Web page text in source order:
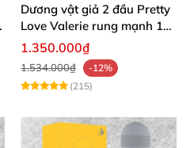
Dương vật giả 2 đầu Pretty
Love Valerie rung mạnh 12
chế độ
1.350.000₫
1.534.000₫
-12%
(215)